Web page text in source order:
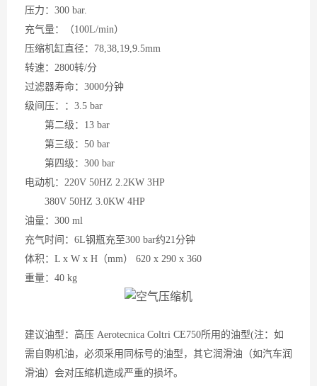
压力： 300 bar.
充气量：（100L/min）
压缩机缸直径： 78,38,19,9.5mm
转速： 2800转/分
过滤器寿命： 3000分钟
级间压：： 3.5 bar
第二级： 13 bar
第三级： 50 bar
第四级： 300 bar
电动机： 220V 50HZ 2.2KW 3HP
380V 50HZ 3.0KW 4HP
油量： 300 ml
充气时间： 6L钢瓶充至300 bar约21分钟
体积： L x W x H（mm） 620 x 290 x 360
重量： 40 kg
建议油型：高压 Aerotecnica Coltri CE750所用的油型(注：如
需自购机油，必须采用同标号的油型，其它润滑油（如汽车润
滑油）会对压缩机造成严重的损坏。